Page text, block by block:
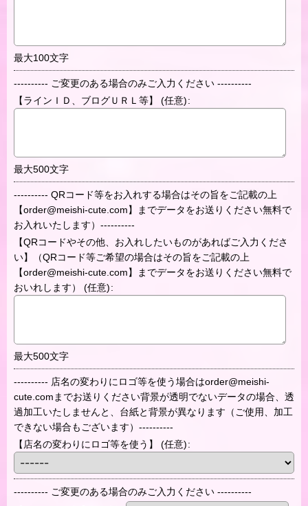
最大100文字
---------- ご変更のある場合のみご入力ください ----------
【ラインＩＤ、ブログＵＲＬ等】 (任意):
最大500文字
---------- QRコード等をお入れする場合はその旨をご記載の上
【order@meishi-cute.com】までデータをお送りください無料で
お入れいたします）----------
【QRコードやその他、お入れしたいものがあればご入力くださ
い】（QRコード等ご希望の場合はその旨をご記載の上
【order@meishi-cute.com】までデータをお送りください無料で
おいれします） (任意):
最大500文字
---------- 店名の変わりにロゴ等を使う場合はorder@meishi-
cute.comまでお送りください背景が透明でないデータの場合、透
過加工いたしませんと、台紙と背景が異なります（ご使用、加工
できない場合もございます）----------
【店名の変わりにロゴ等を使う】 (任意):
---------- ご変更のある場合のみご入力ください ----------